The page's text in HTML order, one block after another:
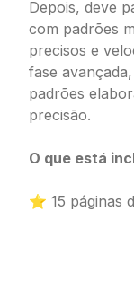
Depois, deve
com padrões
precisos e
fase
padrões
precisão.
O que está
⭐ 15 páginas